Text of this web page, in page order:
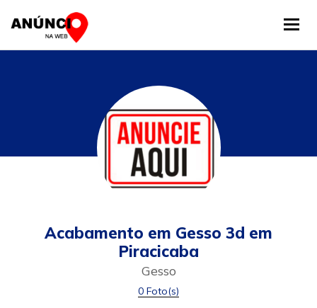
Acabamento em Gesso 3d em
Piracicaba
Gesso
0 Foto(s)